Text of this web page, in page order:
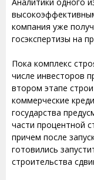
компания уже
госэкспертизы на
Пока комплекс
числе инвесторов
втором этапе
коммерческие
государства
части процентной
причем после
готовились
строительства